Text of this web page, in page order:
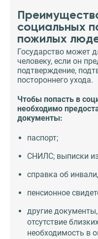
социальных
пожилых
Государство может
человеку, если он
подтверждение,
постороннего ухода.
Чтобы попасть в
необходимо
документы:
паспорт;
СНИЛС; выписки
справка об
пенсионное
другие
отсутствие
необходимость в